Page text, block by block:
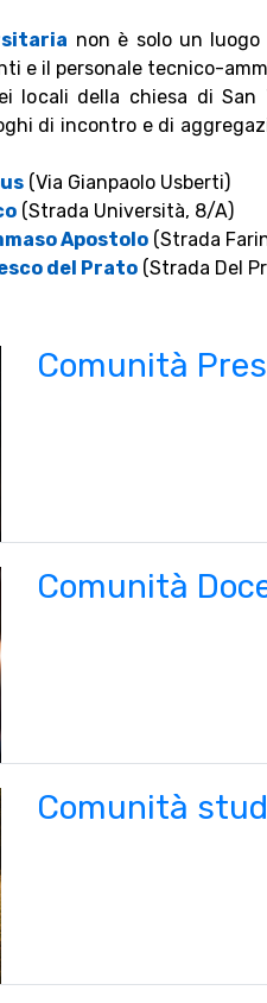
non è solo un
e il personale tecnico-
locali della chiesa di
di incontro e di
(Via Gianpaolo Usberti)
(Strada Università, 8/A)
Apostolo (Strada
del Prato (Strada Del
Comunità
Comunità
Comunità